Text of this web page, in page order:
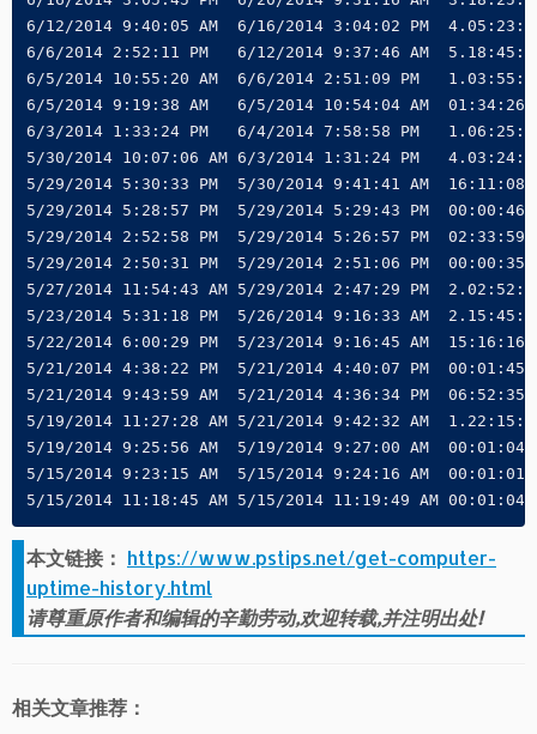
6/12/2014 9:40:05 AM  6/16/2014 3:04:02 PM
6/6/2014 2:52:11 PM   6/12/2014 9:37:46 AM
6/5/2014 10:55:20 AM  6/6/2014 2:51:09 PM
6/5/2014 9:19:38 AM   6/5/2014 10:54:04 AM  01:34:26
6/3/2014 1:33:24 PM   6/4/2014 7:58:58 PM
5/30/2014 10:07:06 AM 6/3/2014 1:31:24 PM
5/29/2014 5:30:33 PM  5/30/2014 9:41:41 AM  16:11:08
5/29/2014 5:28:57 PM  5/29/2014 5:29:43 PM  00:00:46
5/29/2014 2:52:58 PM  5/29/2014 5:26:57 PM  02:33:59
5/29/2014 2:50:31 PM  5/29/2014 2:51:06 PM  00:00:35
5/27/2014 11:54:43 AM 5/29/2014 2:47:29 PM
5/23/2014 5:31:18 PM  5/26/2014 9:16:33 AM
5/22/2014 6:00:29 PM  5/23/2014 9:16:45 AM  15:16:16
5/21/2014 4:38:22 PM  5/21/2014 4:40:07 PM  00:01:45
5/21/2014 9:43:59 AM  5/21/2014 4:36:34 PM  06:52:35
5/19/2014 11:27:28 AM 5/21/2014 9:42:32 AM
5/19/2014 9:25:56 AM  5/19/2014 9:27:00 AM  00:01:04
5/15/2014 9:23:15 AM  5/15/2014 9:24:16 AM  00:01:01
5/15/2014 11:18:45 AM 5/15/2014 11:19:49 AM 00:01:04
本文链接： https://www.pstips.net/get-computer-
uptime-history.html
请尊重原作者和编辑的辛勤劳动,欢迎转载,并注明出处!
相关文章推荐：